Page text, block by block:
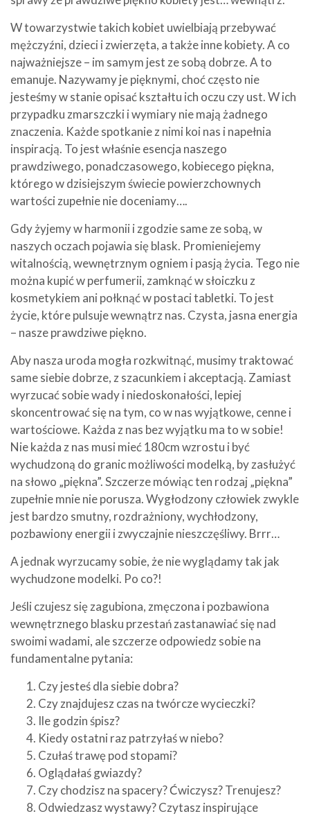
W towarzystwie takich kobiet uwielbiają przebywać
mężczyźni, dzieci i zwierzęta, a także inne kobiety. A co
najważniejsze – im samym jest ze sobą dobrze. A to
emanuje. Nazywamy je pięknymi, choć często nie
jesteśmy w stanie opisać kształtu ich oczu czy ust. W ich
przypadku zmarszczki i wymiary nie mają żadnego
znaczenia. Każde spotkanie z nimi koi nas i napełnia
inspiracją. To jest właśnie esencja naszego
prawdziwego, ponadczasowego, kobiecego piękna,
którego w dzisiejszym świecie powierzchownych
wartości zupełnie nie doceniamy….
Gdy żyjemy w harmonii i zgodzie same ze sobą, w
naszych oczach pojawia się blask. Promieniejemy
witalnością, wewnętrznym ogniem i pasją życia. Tego nie
można kupić w perfumerii, zamknąć w słoiczku z
kosmetykiem ani połknąć w postaci tabletki. To jest
życie, które pulsuje wewnątrz nas. Czysta, jasna energia
– nasze prawdziwe piękno.
Aby nasza uroda mogła rozkwitnąć, musimy traktować
same siebie dobrze, z szacunkiem i akceptacją. Zamiast
wyrzucać sobie wady i niedoskonałości, lepiej
skoncentrować się na tym, co w nas wyjątkowe, cenne i
wartościowe. Każda z nas bez wyjątku ma to w sobie!
Nie każda z nas musi mieć 180cm wzrostu i być
wychudzoną do granic możliwości modelką, by zasłużyć
na słowo „piękna”. Szczerze mówiąc ten rodzaj „piękna”
zupełnie mnie nie porusza. Wygłodzony człowiek zwykle
jest bardzo smutny, rozdrażniony, wychłodzony,
pozbawiony energii i zwyczajnie nieszczęśliwy. Brrr…
A jednak wyrzucamy sobie, że nie wyglądamy tak jak
wychudzone modelki. Po co?!
Jeśli czujesz się zagubiona, zmęczona i pozbawiona
wewnętrznego blasku przestań zastanawiać się nad
swoimi wadami, ale szczerze odpowiedz sobie na
fundamentalne pytania:
Czy jesteś dla siebie dobra?
Czy znajdujesz czas na twórcze wycieczki?
Ile godzin śpisz?
Kiedy ostatni raz patrzyłaś w niebo?
Czułaś trawę pod stopami?
Oglądałaś gwiazdy?
Czy chodzisz na spacery? Ćwiczysz? Trenujesz?
Odwiedzasz wystawy? Czytasz inspirujące